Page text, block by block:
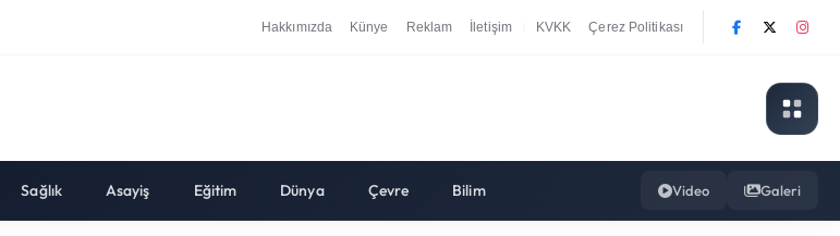
Hakkımızda Künye Reklam İletişim KVKK Çerez Politikası
Sağlık Asayiş Eğitim Dünya Çevre Bilim Video Galeri